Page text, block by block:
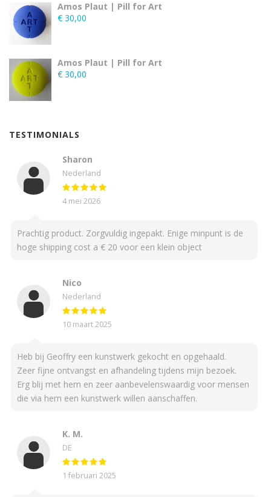
Amos Plaut | Pill for Art
€ 30,00
Amos Plaut | Pill for Art
€ 30,00
TESTIMONIALS
Sharon
Nederland
4 mei 2026
Prachtig product. Zorgvuldig ingepakt. Enige minpunt is de
hoge shipping cost a € 20 voor een klein object
Nico
Nederland
10 maart 2025
Heb bij Geoffry een kunstwerk gekocht en opgehaald.
Zeer fijne ontvangst en afhandeling tijdens mijn bezoek.
Erg blij met hem en zeer aanbevelenswaardig voor mensen
die via hem een kunstwerk willen aanschaffen.
K. M.
DE
1 februari 2025